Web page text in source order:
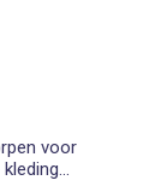
voor